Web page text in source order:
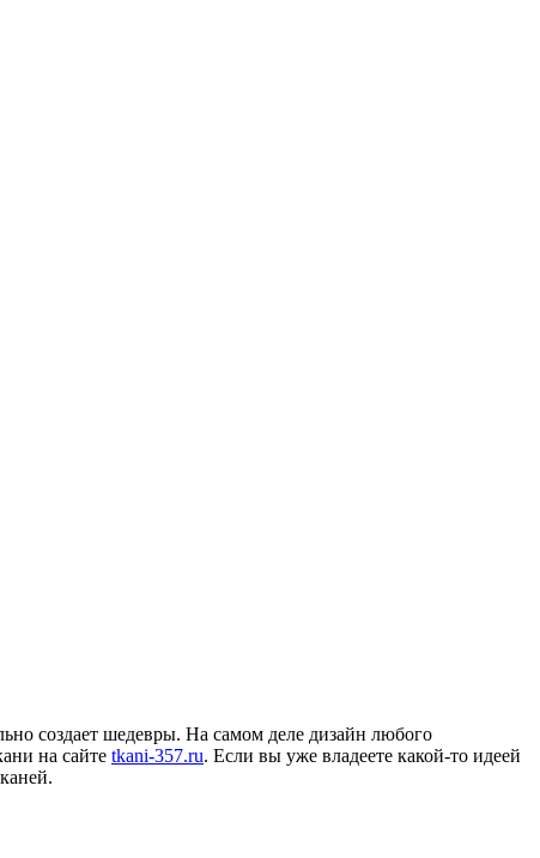
создает шедевры. На самом деле дизайн любого
на сайте tkani-357.ru. Если вы уже владеете какой-то идеей